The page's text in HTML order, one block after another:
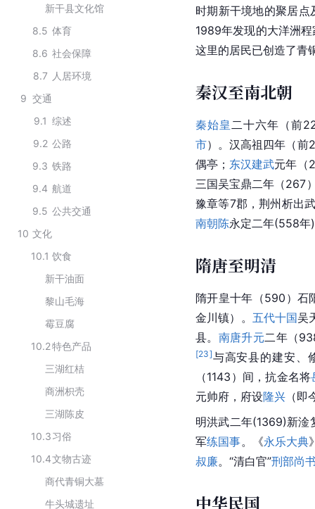
新干县文化馆
8.5 体育
8.6 社会保障
8.7 人居环境
9 交通
9.1 综述
9.2 公路
9.3 铁路
9.4 航道
9.5 公共交通
10 文化
10.1 饮食
新干油面
黎山毛海
霉豆腐
10.2特色产品
三湖红桔
商洲枳壳
三湖陈皮
10.3习俗
10.4文物古迹
商代青铜大墓
牛头城遗址
时期新干境地的聚居
1989年发现的大洋洲
这里的居民已创造了青
秦汉至南北朝
秦始皇 二十六年（前
市）。汉高祖四年（前
偶亭； 东汉建武元年（
三国吴宝鼎二年（267
豫章等7郡，荆州析出
南朝陈永定二年(558年
隋唐至明清
隋开皇十年（590）石
金川镇）。 五代十国吴
县。 南唐升元二年（
[23]与高安县的建安、
（1143）间，抗金名将
元帅府，府设隆兴 （即
明洪武二年(1369)新
军练国事。《永乐大典
叔廉。“清白官”刑部尚
中华民国